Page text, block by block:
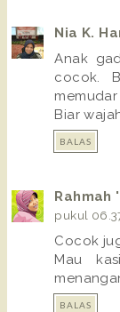
Nia K.
Anak
cocok.
Biar
BALAS
Rahmah
pukul
Cocok
Mau
BALAS